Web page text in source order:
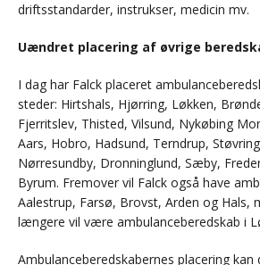
driftsstandarder, instrukser, medicin mv.
Uændret placering af øvrige
I dag har Falck placeret
steder: Hirtshals, Hjørring, Løkken,
Fjerritslev, Thisted, Vilsund, Nykøbing
Aars, Hobro, Hadsund, Terndrup,
Nørresundby, Dronninglund, Sæby,
Byrum. Fremover vil Falck også have
Aalestrup, Farsø, Brovst, Arden og Hals,
længere vil være ambulanceberedskab i
Ambulanceberedskabernes placering